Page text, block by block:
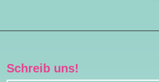
Schreib uns!